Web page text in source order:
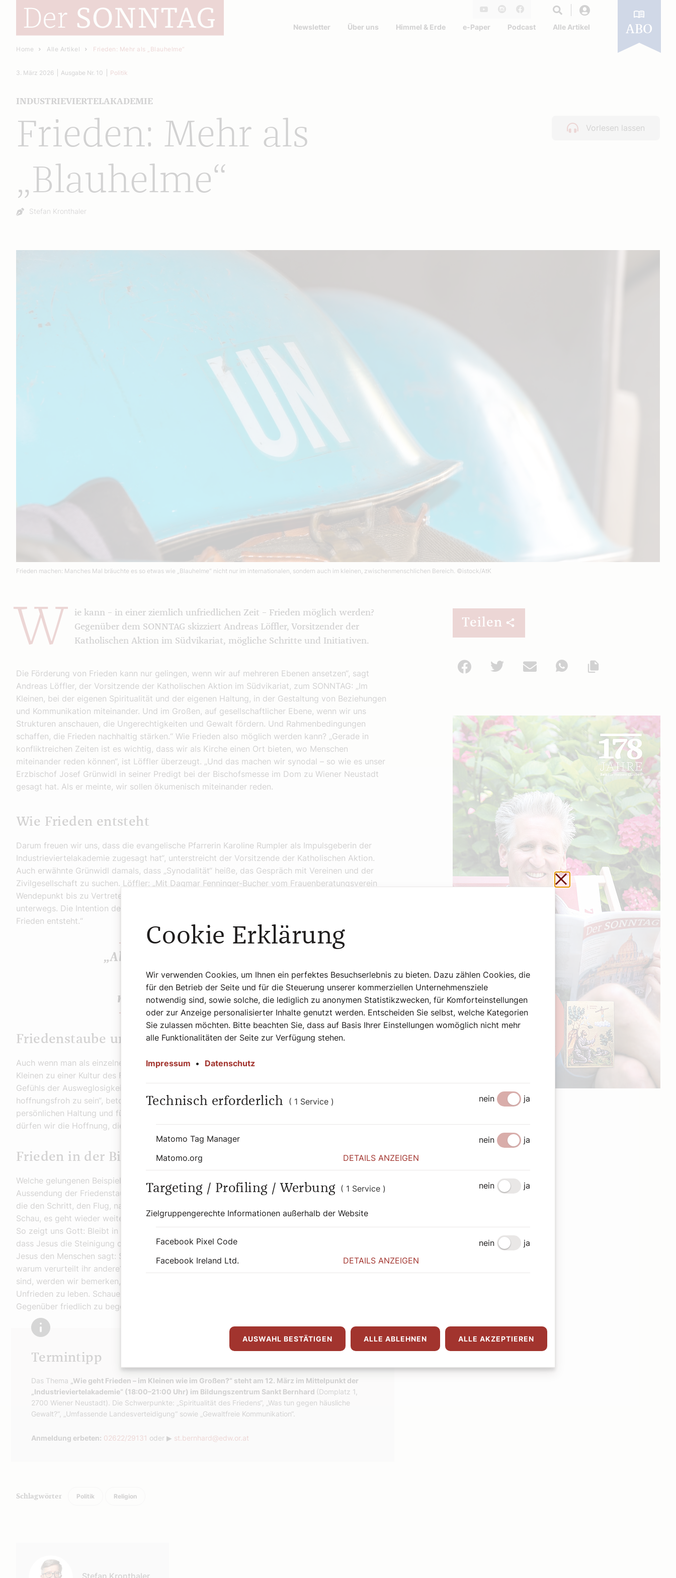
Facebook
Newsletter Über uns Himmel & Erde e-Paper Podcast Alle Artikel ABO
Home Alle Artikel Frieden: Mehr als „Blauhelme“
Vorlesen lassen
Frieden: Mehr als
„Blauhelme“
INDUSTRIEVIERTELAKADEMIE
3. März 2026 Ausgabe Nr. 10 Politik
Autor:
Stefan Kronthaler
Frieden machen: Manches Mal bräuchte es so etwas wie „Blauhelme“ nicht nur im internationalen, sondern auch im kleinen, zwischenmenschlichen Bereich. ©istock/AtK
W
ie kann – in einer ziemlich unfriedlichen Zeit – Frieden möglich werden?
Gegenüber dem SONNTAG skizziert Andreas Löffler, Vorsitzender der
Katholischen Aktion im Südvikariat, mögliche Schritte und Initiativen.
Die Förderung von Frieden kann nur gelingen, wenn wir auf mehreren Ebenen ansetzen“, sagt
Andreas Löffler, der Vorsitzende der Katholischen Aktion im Südvikariat, zum SONNTAG: „Im
Kleinen, bei der eigenen Spiritualität und der eigenen Haltung, in der Gestaltung von Beziehungen
und Kommunikation miteinander. Und im Großen, auf gesellschaftlicher Ebene, wenn wir uns
Strukturen anschauen, die Ungerechtigkeiten und Gewalt fördern. Und Rahmenbedingungen
schaffen, die Frieden nachhaltig stärken.“ Wie Frieden also möglich werden kann? „Gerade in
konfliktreichen Zeiten ist es wichtig, dass wir als Kirche einen Ort bieten, wo Menschen
miteinander reden können“, ist Löffler überzeugt. „Und das machen wir synodal – so wie es unser
Erzbischof Josef Grünwidl in seiner Predigt bei der Bischofsmesse im Dom zu Wiener Neustadt
gesagt hat. Als er meinte, wir sollen ökumenisch miteinander reden.
Wie Frieden entsteht
Darum freuen wir uns, dass die evangelische Pfarrerin Karoline Rumpler als Impulsgeberin der
Industrieviertelakademie zugesagt hat“, unterstreicht der Vorsitzende der Katholischen Aktion.
Auch erwähnte Grünwidl damals, dass „Synodalität“ heiße, das Gespräch mit Vereinen und der
Zivilgesellschaft zu suchen. Löffler: „Mit Dagmar Fenninger-Bucher vom Frauenberatungsverein
Wendepunkt bis zu Vertretern von Polizei und Militärakademie sind wir in diesem Sinne richtig
unterwegs. Die Intention des Abends ist es, durch Möglichkeiten und Beispiele zu zeigen, wie
Frieden entsteht.“
„Als Kirche wollen wir einen Ort
anbieten, wo Menschen
miteinander reden können.“
Friedenstaube und verhinderte Steinigung
Auch wenn man als einzelne Person den großen Weltfrieden nicht retten kann, was kann im
Kleinen zu einer Kultur des Friedens beigetragen werden? „Angesichts des oft empfundenen
Gefühls der Ausweglosigkeit wollen wir Möglichkeiten aufzeigen, wieder zuversichtlich und
hoffnungsfroh zu sein“, betont Löffler: „Frieden im Kleinen bewirkt eine Veränderung in der
persönlichen Haltung und führt zu Zuversicht. Diese ist heute unverzichtbar. Gerade als Christen
dürfen wir die Hoffnung, die uns geschenkt ist, nie verlieren.“
Frieden in der Bibel
Welche gelungenen Beispiele zum Thema „Frieden“ die Bibel bietet? Löffler: „Erstens die
Aussendung der Friedenstaube durch Noah nach der großen Flut. Diese kleine Taube ist die Erste,
die den Schritt, den Flug, nach außen wagt. Sie kommt mit einem Zweig zurück und zeigt Noah:
Schau, es geht wieder weiter. Und als großes Zeichen der Zuversicht bildet sich der Regenbogen.
So zeigt uns Gott: Bleibt in der Zuversicht. Ich bin bei euch.“ Zweitens verweist Löffler darauf,
dass Jesus die Steinigung der Ehebrecherin verhindert (Johannesevangelium, Kapitel 8). „Indem
Jesus den Menschen sagt: Schaut einmal euch an. Wenn ihr selbst nicht im Einklang mit euch seid,
warum verurteilt ihr andere?“ Für Löffler heißt das: „,Schauen wir nach innen. Wenn wir ehrlich
sind, werden wir bemerken, dass es eigentlich nichts gibt, was uns dazu bringt, mit anderen in
Unfrieden zu leben. Schauen wir verzeihend auf uns selbst, dann wird es uns leichtfallen, unserem
Gegenüber friedlich zu begegnen.“
Termintipp
Das Thema
„Wie geht Frieden – im Kleinen wie im Großen?“ steht am 12. März im Mittelpunkt der
„Industrieviertelakademie“ (18:00–21:00 Uhr) im Bildungszentrum Sankt Bernhard (Domplatz 1,
2700 Wiener Neustadt). Die Schwerpunkte: „Spiritualität des Friedens“, „Was tun gegen häusliche
Gewalt?“, „Umfassende Landesverteidigung“ sowie „Gewaltfreie Kommunikation“.
Anmeldung erbeten: 02622/29131 oder ▶ st.bernhard@edw.or.at
Schlagwörter Politik Religion
Stefan Kronthaler
Teilen
Facebook
Twitter Mail
WhatsApp
Schließen ohne zu
Cookie Erklärung
Wir verwenden Cookies, um Ihnen ein perfektes Besuchserlebnis zu bieten. Dazu zählen Cookies, die
für den Betrieb der Seite und für die Steuerung unserer kommerziellen Unternehmensziele
notwendig sind, sowie solche, die lediglich zu anonymen Statistikzwecken, für Komforteinstellungen
oder zur Anzeige personalisierter Inhalte genutzt werden. Entscheiden Sie selbst, welche Kategorien
Sie zulassen möchten. Bitte beachten Sie, dass auf Basis Ihrer Einstellungen womöglich nicht mehr
alle Funktionalitäten der Seite zur Verfügung stehen.
Impressum • Datenschutz
Technisch erforderlich ( 1 Service ) nein ja
Matomo Tag Manager nein
ja
Matomo.org
DETAILS ANZEIGEN
Targeting / Profiling / Werbung ( 1 Service )
Zielgruppengerechte Informationen außerhalb der Website
nein ja
Facebook Pixel Code nein
ja
Facebook Ireland Ltd.
DETAILS ANZEIGEN
AUSWAHL BESTÄTIGEN ALLE ABLEHNEN ALLE AKZEPTIEREN